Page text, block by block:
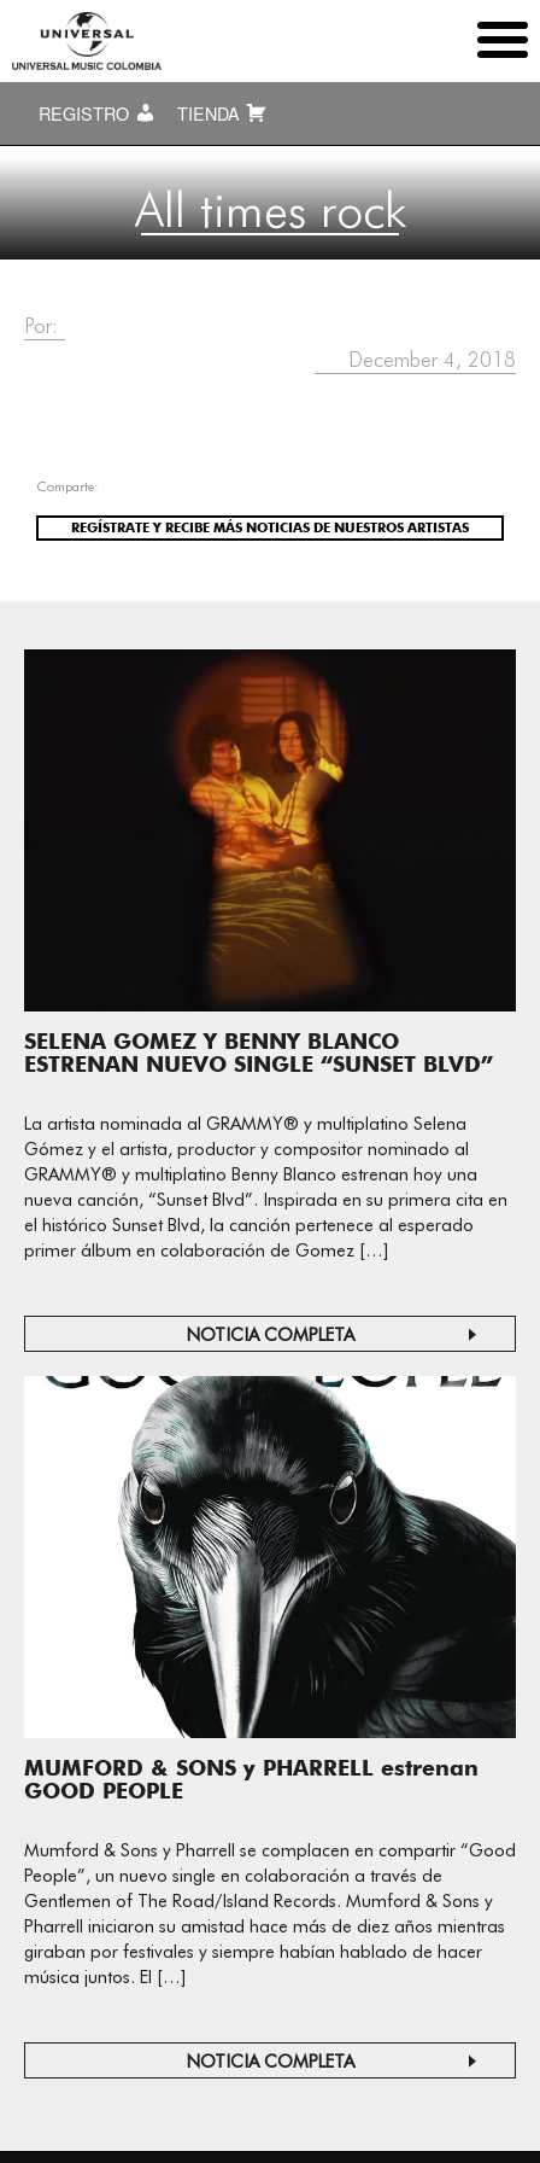
REGISTRO TIENDA
All times rock
Por:
December 4, 2018
Comparte:
REGÍSTRATE Y RECIBE MÁS NOTICIAS DE NUESTROS ARTISTAS
SELENA GOMEZ Y BENNY BLANCO
ESTRENAN NUEVO SINGLE “SUNSET BLVD”
La artista nominada al GRAMMY® y multiplatino Selena
Gómez y el artista, productor y compositor nominado al
GRAMMY® y multiplatino Benny Blanco estrenan hoy una
nueva canción, “Sunset Blvd”. Inspirada en su primera cita en
el histórico Sunset Blvd, la canción pertenece al esperado
primer álbum en colaboración de Gomez […]
NOTICIA COMPLETA
MUMFORD & SONS y PHARRELL estrenan
GOOD PEOPLE
Mumford & Sons y Pharrell se complacen en compartir “Good
People”, un nuevo single en colaboración a través de
Gentlemen of The Road/Island Records. Mumford & Sons y
Pharrell iniciaron su amistad hace más de diez años mientras
giraban por festivales y siempre habían hablado de hacer
música juntos. El […]
NOTICIA COMPLETA